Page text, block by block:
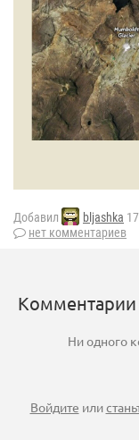
Добавил bljashka
нет комментариев
Комментарии
Ни одного
Войдите или